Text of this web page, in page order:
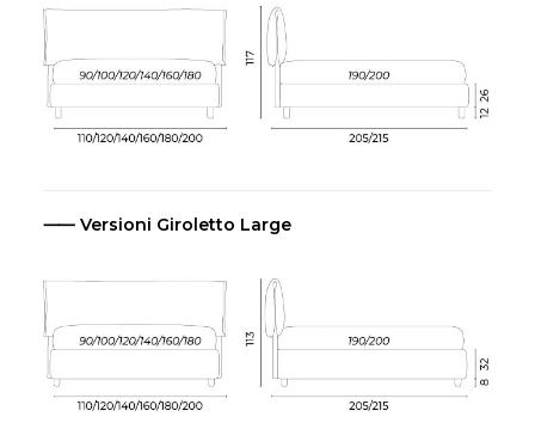
⸺ Versioni Giroletto Large